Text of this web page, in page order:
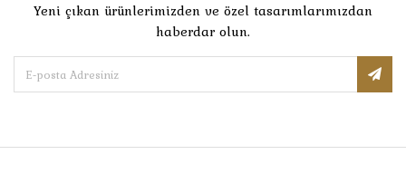
Yeni çıkan ürünlerimizden ve özel tasarımlarımızdan
haberdar olun.